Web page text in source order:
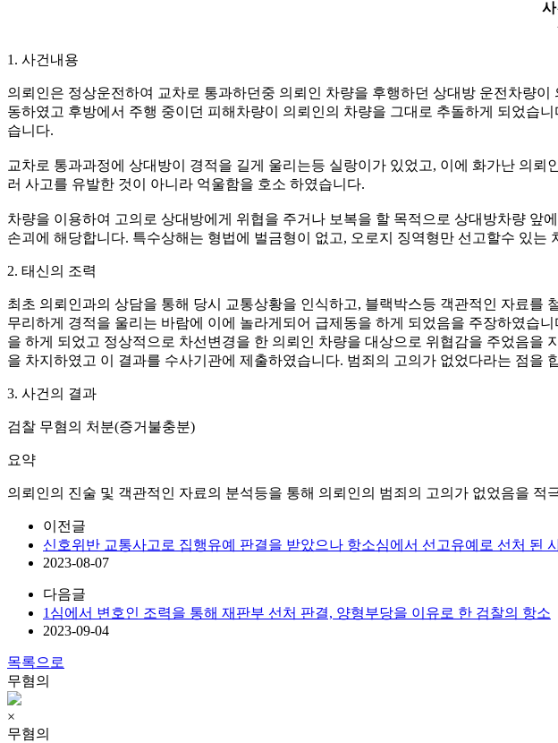
사
1. 사건내용
의뢰인은 정상운전하여 교차로 통과하던중 의뢰인 차량을 후행하던 상대방 운전차량
동하였고 후방에서 주행 중이던 피해차량이 의뢰인의 차량을 그대로 추돌하게 되었습
습니다.
교차로 통과과정에 상대방이 경적을 길게 울리는등 실랑이가 있었고, 이에 화가난 의
러 사고를 유발한 것이 아니라 억울함을 호소 하였습니다.
차량을 이용하여 고의로 상대방에게 위협을 주거나 보복을 할 목적으로 상대방차량
손괴에 해당합니다. 특수상해는 형법에 벌금형이 없고, 오로지 징역형만 선고할수 있는
2. 태신의 조력
최초 의뢰인과의 상담을 통해 당시 교통상황을 인식하고, 블랙박스등 객관적인 자료
무리하게 경적을 울리는 바람에 이에 놀라게되어 급제동을 하게 되었음을 주장하였습
을 하게 되었고 정상적으로 차선변경을 한 의뢰인 차량을 대상으로 위협감을 주었음
을 차지하였고 이 결과를 수사기관에 제출하였습니다. 범죄의 고의가 없었다라는 점을
3. 사건의 결과
검찰 무혐의 처분(증거불충분)
요약
의뢰인의 진술 및 객관적인 자료의 분석등을 통해 의뢰인의 범죄의 고의가 없었음을
이전글
신호위반 교통사고로 집행유예 판결을 받았으나 항소심에서 선고유예로 선처 된
2023-08-07
다음글
1심에서 변호인 조력을 통해 재판부 선처 판결, 양형부당을 이유로 한 검찰의 항소
2023-09-04
목록으로
무혐의
×
무혐의